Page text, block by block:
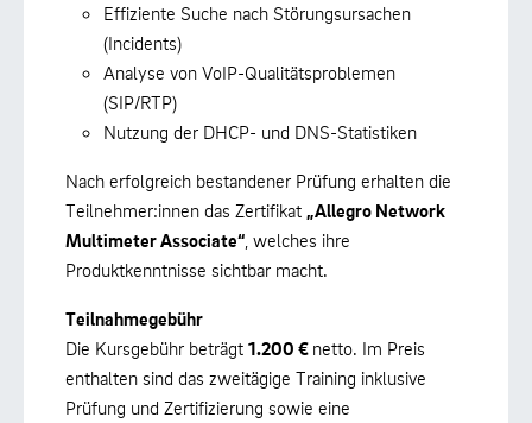
Effiziente Suche nach Störungsursachen
(Incidents)
Analyse von VoIP-Qualitätsproblemen
(SIP/RTP)
Nutzung der DHCP- und DNS-Statistiken
Nach erfolgreich bestandener Prüfung erhalten die
Teilnehmer:innen das Zertifikat „Allegro Network
Multimeter Associate“, welches ihre
Produktkenntnisse sichtbar macht.
Teilnahmegebühr
Die Kursgebühr beträgt 1.200 € netto. Im Preis
enthalten sind das zweitägige Training inklusive
Prüfung und Zertifizierung sowie eine